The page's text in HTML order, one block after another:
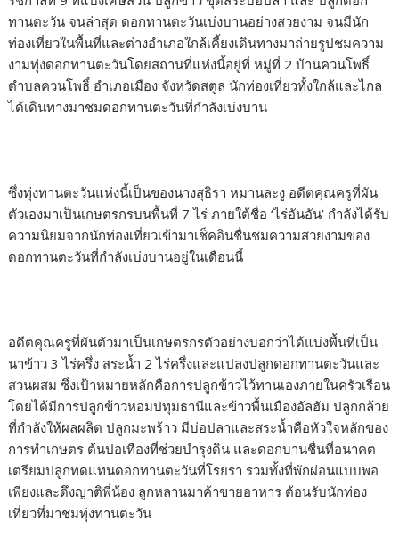
ทานตะวัน จนล่าสุด ดอกทานตะวันเบ่งบานอย่างสวยงาม จนมีนัก
ท่องเที่ยวในพื้นที่และต่างอำเภอใกล้เคี้ยงเดินทางมาถ่ายรูปชมความ
งามทุ่งดอกทานตะวันโดยสถานที่แห่งนี้อยู่ที่ หมู่ที่ 2 บ้านควนโพธิ์
ตำบลควนโพธิ์ อำเภอเมือง จังหวัดสตูล นักท่องเที่ยวทั้งใกล้และไกล
ได้เดินทางมาชมดอกทานตะวันที่กำลังเบ่งบาน
ซึ่งทุ่งทานตะวันแห่งนี้เป็นของนางสุธิรา หมานละงู อดีตคุณครูที่ผัน
ตัวเองมาเป็นเกษตรกรบนพื้นที่ 7 ไร่ ภายใต้ชื่อ ‘ไร่อันอัน’ กำลังได้รับ
ความนิยมจากนักท่องเที่ยวเข้ามาเช็คอินชื่นชมความสวยงามของ
ดอกทานตะวันที่กำลังเบ่งบานอยู่ในเดือนนี้
อดีตคุณครูที่ผันตัวมาเป็นเกษตรกรตัวอย่างบอกว่าได้แบ่งพื้นที่เป็น
นาข้าว 3 ไร่ครึ่ง สระน้ำ 2 ไร่ครึ่งและแปลงปลูกดอกทานตะวันและ
สวนผสม ซึ่งเป้าหมายหลักคือการปลูกข้าวไว้ทานเองภายในครัวเรือน
โดยได้มีการปลูกข้าวหอมปทุมธานีและข้าวพื้นเมืองอัลฮัม ปลูกกล้วย
ที่กำลังให้ผลผลิต ปลูกมะพร้าว มีบ่อปลาและสระน้ำคือหัวใจหลักของ
การทำเกษตร ต้นปอเทืองที่ช่วยบำรุงดิน และดอกบานชื่นที่อนาคต
เตรียมปลูกทดแทนดอกทานตะวันที่โรยรา รวมทั้งที่พักผ่อนแบบพอ
เพียงและดึงญาติพี่น้อง ลูกหลานมาค้าขายอาหาร ต้อนรับนักท่อง
เที่ยวที่มาชมทุ่งทานตะวัน